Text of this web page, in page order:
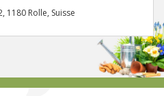
1180 Rolle, Suisse